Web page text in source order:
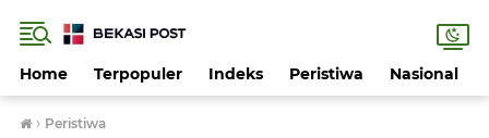
Home Terpopuler Indeks Peristiwa Nasional
› Peristiwa